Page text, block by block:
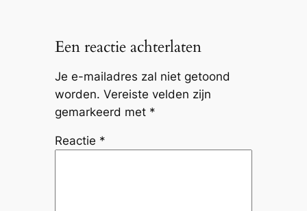
Een reactie achterlaten
Je e-mailadres zal niet getoond
worden. Vereiste velden zijn
gemarkeerd met *
Reactie *